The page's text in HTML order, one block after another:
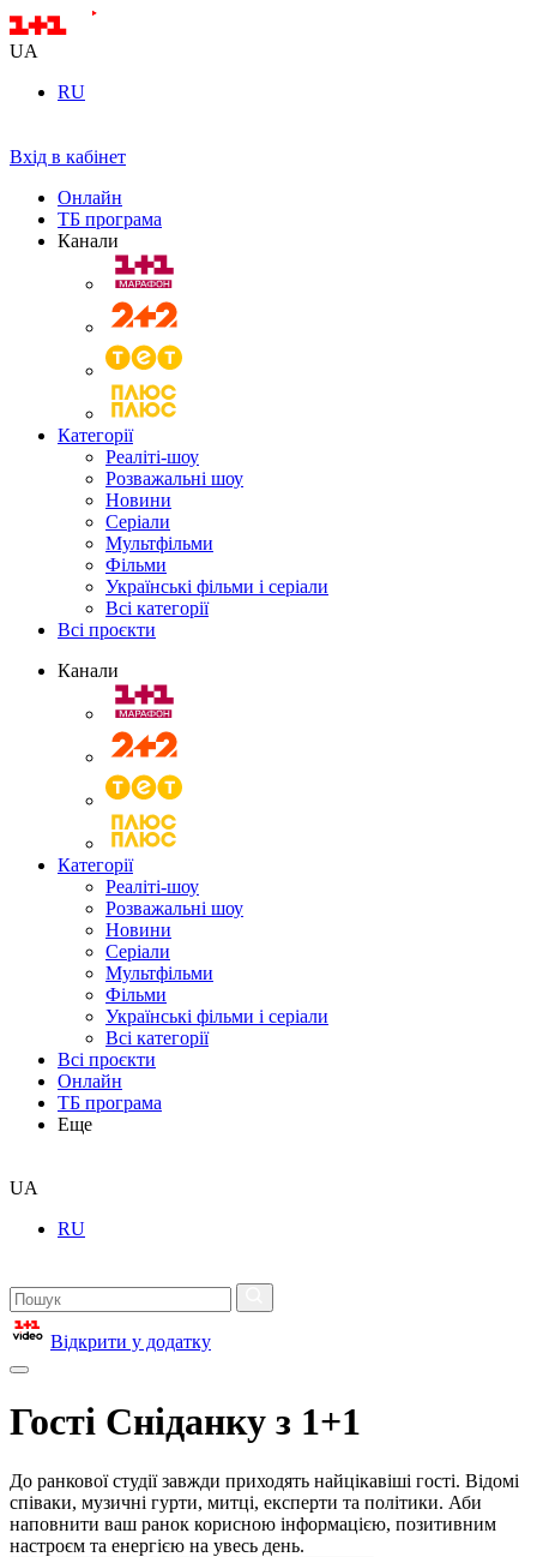
UA
RU
Вхід в кабінет
Онлайн
ТБ програма
Канали
Категорії
Реаліті-шоу
Розважальні шоу
Новини
Серіали
Мультфільми
Фільми
Українські фільми і серіали
Всі категорії
Всі проєкти
Канали
Категорії
Реаліті-шоу
Розважальні шоу
Новини
Серіали
Мультфільми
Фільми
Українські фільми і серіали
Всі категорії
Всі проєкти
Онлайн
ТБ програма
Еще
UA
RU
Відкрити у додатку
Гості Сніданку з 1+1
До ранкової студії завжди приходять найцікавіші гості. Відомі
співаки, музичні гурти, митці, експерти та політики. Аби
наповнити ваш ранок корисною інформацією, позитивним
настроєм та енергією на увесь день.